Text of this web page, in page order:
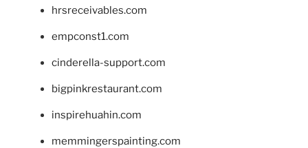
hrsreceivables.com
empconst1.com
cinderella-support.com
bigpinkrestaurant.com
inspirehuahin.com
memmingerspainting.com